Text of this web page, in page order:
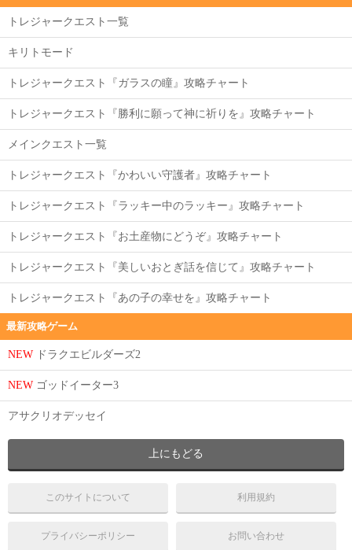
トレジャークエスト一覧
キリトモード
トレジャークエスト『ガラスの瞳』攻略チャート
トレジャークエスト『勝利に願って神に祈りを』攻略チャート
メインクエスト一覧
トレジャークエスト『かわいい守護者』攻略チャート
トレジャークエスト『ラッキー中のラッキー』攻略チャート
トレジャークエスト『お土産物にどうぞ』攻略チャート
トレジャークエスト『美しいおとぎ話を信じて』攻略チャート
トレジャークエスト『あの子の幸せを』攻略チャート
最新攻略ゲーム
NEW ドラクエビルダーズ2
NEW ゴッドイーター3
アサクリオデッセイ
上にもどる
このサイトについて 利用規約
プライバシーポリシー お問い合わせ